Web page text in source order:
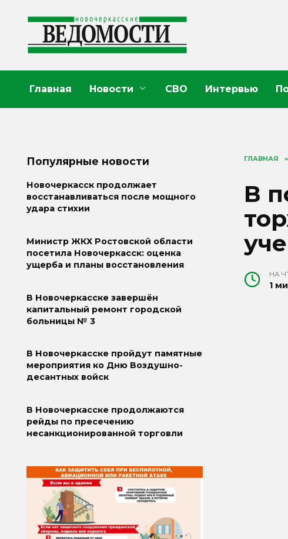
содержанию
Главная Новости СВО Интервью
ГЛАВНАЯ »
В
НА
1
Популярные новости
Новочеркасск продолжает
восстанавливаться после мощного
удара стихии
Министр ЖКХ Ростовской области
посетила Новочеркасск: оценка
ущерба и планы восстановления
В Новочеркасске завершён
капитальный ремонт городской
больницы № 3
В Новочеркасске пройдут памятные
мероприятия ко Дню Воздушно-
десантных войск
В Новочеркасске продолжаются
рейды по пресечению
несанкционированной торговли